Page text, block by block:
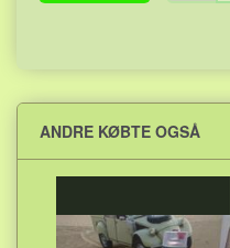
ANDRE KØBTE OGSÅ